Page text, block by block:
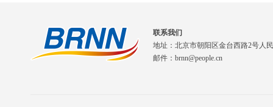
联系我们
地址：北京市朝阳区金台西路2号人
邮件：brnn@people.cn